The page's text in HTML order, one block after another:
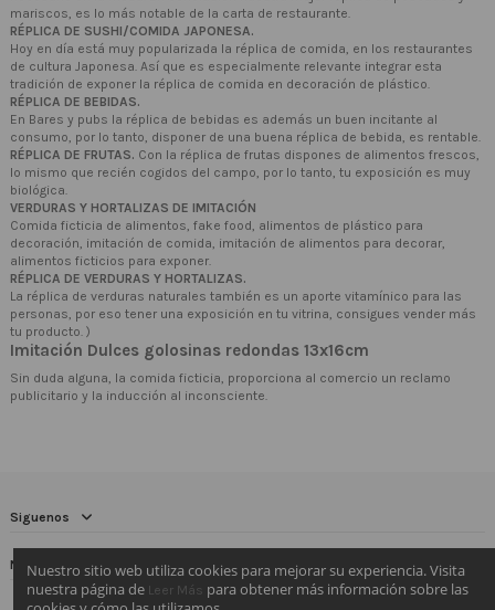
mariscos, es lo más notable de la carta de restaurante.
RÉPLICA DE SUSHI/COMIDA JAPONESA.
Hoy en día está muy popularizada la réplica de comida, en los restaurantes
de cultura Japonesa. Así que es especialmente relevante integrar esta
tradición de exponer la réplica de comida en decoración de plástico.
RÉPLICA DE BEBIDAS.
En Bares y pubs la réplica de bebidas es además un buen incitante al
consumo, por lo tanto, disponer de una buena réplica de bebida, es rentable.
RÉPLICA DE FRUTAS. Con la réplica de frutas dispones de alimentos frescos,
lo mismo que recién cogidos del campo, por lo tanto, tu exposición es muy
biológica.
VERDURAS Y HORTALIZAS DE IMITACIÓN
Comida ficticia de alimentos, fake food, alimentos de plástico para
decoración, imitación de comida, imitación de alimentos para decorar,
alimentos ficticios para exponer.
RÉPLICA DE VERDURAS Y HORTALIZAS.
La réplica de verduras naturales también es un aporte vitamínico para las
personas, por eso tener una exposición en tu vitrina, consigues vender más
tu producto. )
Imitación Dulces golosinas redondas 13x16cm
Sin duda alguna, la comida ficticia, proporciona al comercio un reclamo
publicitario y la inducción al inconsciente.
Siguenos
Newsletter
Nuestro sitio web utiliza cookies para mejorar su experiencia. Visita
nuestra página de Leer Más para obtener más información sobre las